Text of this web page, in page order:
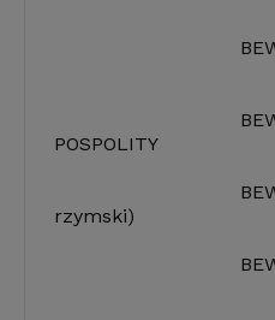
BEWIT
BEWIT
BEWIT